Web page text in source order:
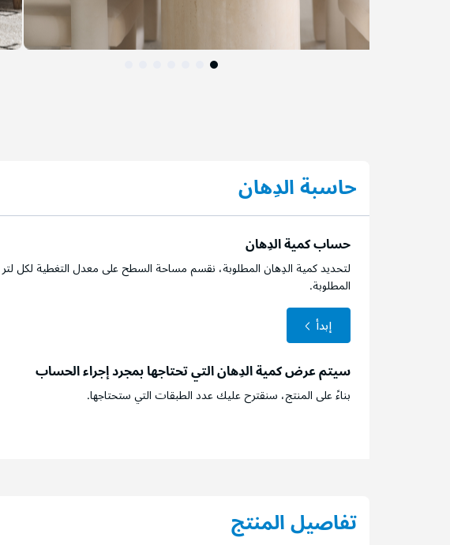
حاسبة الدِهان
حساب كمية الدِهان
لتحديد كمية الدِهان المطلوبة، نقسم مساحة السطح على معدل التغطية لكل
المطلوبة.
إبدأ
سيتم عرض كمية الدِهان التي تحتاجها بمجرد إجراء الحساب
بناءً على المنتج، سنقترح عليك عدد الطبقات التي ستحتاجها.
تفاصيل المنتج